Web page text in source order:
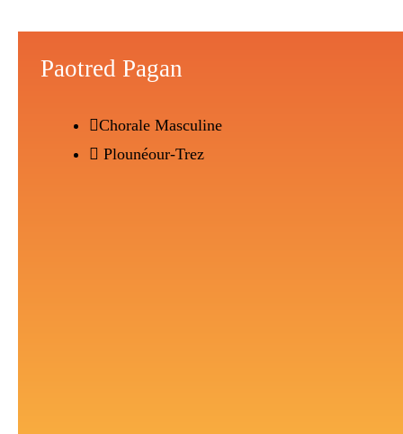
Paotred Pagan
Chorale Masculine
Plounéour-Trez